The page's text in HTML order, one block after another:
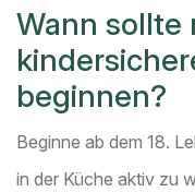
Wann sollte
beginnen?
Beginne ab dem 18.
in der Küche aktiv zu